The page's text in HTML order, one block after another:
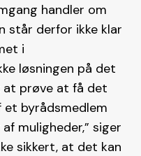
handler om
står derfor ikke klar
i
løsningen på det
at prøve at få det
et byrådsmedlem
muligheder,” siger
sikkert, at det kan